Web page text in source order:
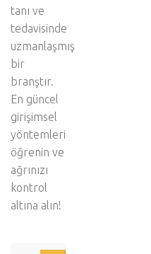
tanı ve
tedavisinde
uzmanlaşmış
bir
branştır.
En güncel
girişimsel
yöntemleri
öğrenin ve
ağrınızı
kontrol
altına alın!